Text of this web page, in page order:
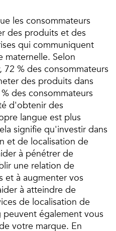
les consommateurs
des produits et des
qui communiquent
maternelle. Selon
% des consommateurs
des produits dans
des consommateurs
d'obtenir des
langue est plus
signifie qu'investir dans
et de localisation de
à pénétrer de
une relation de
et à augmenter vos
à atteindre de
de localisation de
peuvent également vous
votre marque. En